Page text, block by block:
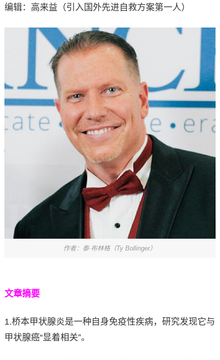
编辑：高来益（引入国外先进自救方案第一人）
作者：泰·布林格（Ty Bollinger）
文章摘要
1.桥本甲状腺炎是一种自身免疫性疾病，研究发现它与
甲状腺癌“显着相关”。